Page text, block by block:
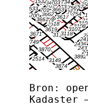
Bron:
Kadaster